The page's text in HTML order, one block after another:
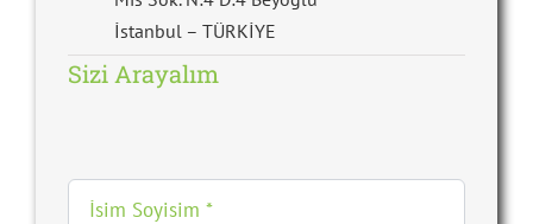
İstanbul – TÜRKİYE
Sizi Arayalım